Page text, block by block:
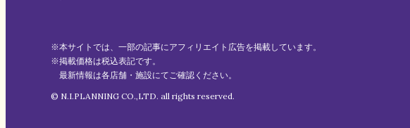
※本サイトでは、一部の記事にアフィリエイト広告を掲載しています。
※掲載価格は税込表記です。
最新情報は各店舗・施設にてご確認ください。
© N.I.PLANNING CO.,LTD. all rights reserved.